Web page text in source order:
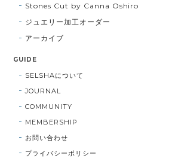
Stones Cut by Canna Oshiro
ジュエリー加工オーダー
アーカイブ
GUIDE
SELSHAについて
JOURNAL
COMMUNITY
MEMBERSHIP
お問い合わせ
プライバシーポリシー